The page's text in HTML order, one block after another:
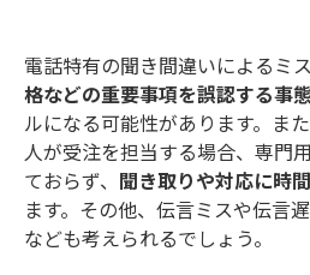
電話特有の聞き間違いによるミ
格などの重要事項を誤認する事態
ルになる可能性があります。ま
人が受注を担当する場合、専門
ておらず、 聞き取りや対応に時
ます。その他、伝言ミスや伝言
なども考えられるでしょう。